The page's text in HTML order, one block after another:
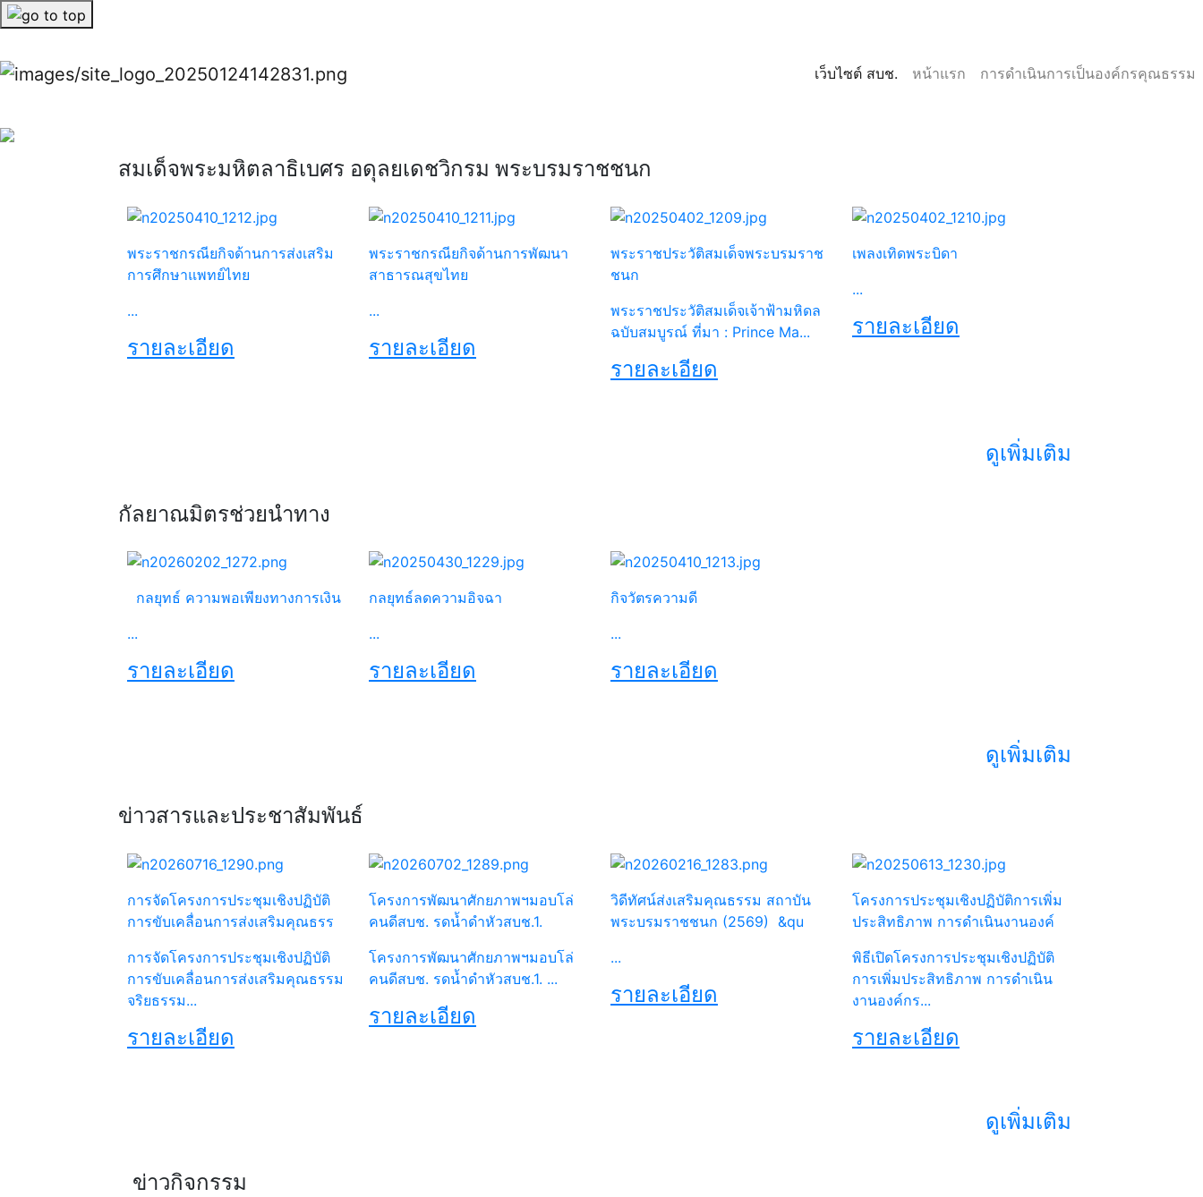
เว็บไซต์ สบช. (current)
หน้าแรก (current)
การดำเนินการเป็นองค์กรคุณธรรม
สมเด็จพระมหิตลาธิเบศร อดุลยเดชวิกรม พระบรมราชชนก
พระราชกรณียกิจด้านการส่งเสริม
การศึกษาแพทย์ไทย
...
รายละเอียด
พระราชกรณียกิจด้านการพัฒนา
สาธารณสุขไทย
...
รายละเอียด
พระราชประวัติสมเด็จพระบรมราช
ชนก
พระราชประวัติสมเด็จเจ้าฟ้ามหิดล
ฉบับสมบูรณ์ ที่มา : Prince Ma...
รายละเอียด
เพลงเทิดพระบิดา
...
รายละเอียด
ดูเพิ่มเติม
กัลยาณมิตรช่วยนำทาง
กลยุทธ์ ความพอเพียงทางการเงิน
...
รายละเอียด
กลยุทธ์ลดความอิจฉา
...
รายละเอียด
กิจวัตรความดี
...
รายละเอียด
ดูเพิ่มเติม
ข่าวสารและประชาสัมพันธ์
การจัดโครงการประชุมเชิงปฏิบัติ
การขับเคลื่อนการส่งเสริมคุณธรร
การจัดโครงการประชุมเชิงปฏิบัติ
การขับเคลื่อนการส่งเสริมคุณธรรม
จริยธรรม...
รายละเอียด
โครงการพัฒนาศักยภาพฯมอบโล่
คนดีสบช. รดน้ำดำหัวสบช.1.
โครงการพัฒนาศักยภาพฯมอบโล่
คนดีสบช. รดน้ำดำหัวสบช.1. ...
รายละเอียด
วิดีทัศน์ส่งเสริมคุณธรรม สถาบัน
พระบรมราชชนก (2569) &qu
...
รายละเอียด
โครงการประชุมเชิงปฏิบัติการเพิ่ม
ประสิทธิภาพ การดำเนินงานองค์
พิธีเปิดโครงการประชุมเชิงปฏิบัติ
การเพิ่มประสิทธิภาพ การดำเนิน
งานองค์กร...
รายละเอียด
ดูเพิ่มเติม
ข่าวกิจกรรม